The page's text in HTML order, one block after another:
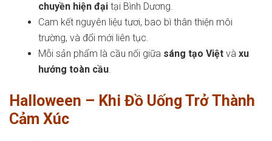
chuyền hiện đại tại Bình Dương.
Cam kết nguyên liệu tươi, bao bì thân thiện môi
trường, và đổi mới liên tục.
Mỗi sản phẩm là cầu nối giữa sáng tạo Việt và xu
hướng toàn cầu.
Halloween – Khi Đồ Uống Trở Thành
Cảm Xúc